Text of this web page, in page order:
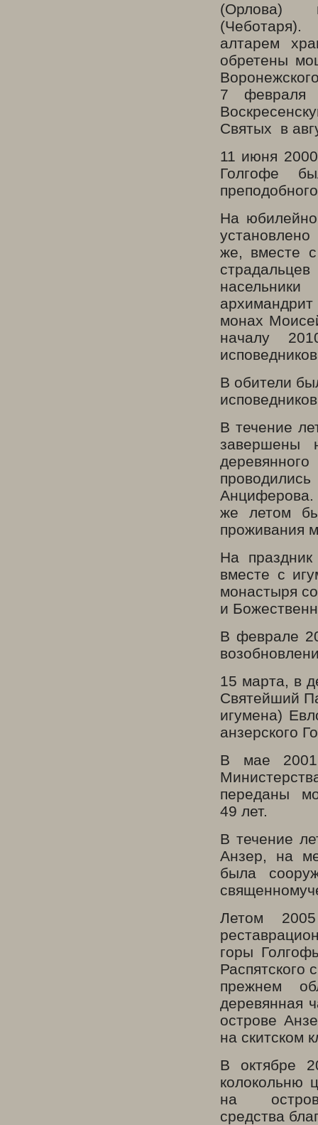
(Орлова)
алтарем
обретены
7 февраля
Святых в
11 июня
Голгофе
На
же, вместе
монах
началу
В обители
В течение
завершены
Анциферова.
же летом
проживания
На
вместе с
монастыря
и
В феврале
15 марта, в
Святейший
игумена)
анзерского
В мае 2001
переданы
49 лет.
В течение
Анзер, на
была
Летом 2005
горы
Распятского
прежнем
деревянная
острове
на скитском
В октябре
колокольню
на
средства